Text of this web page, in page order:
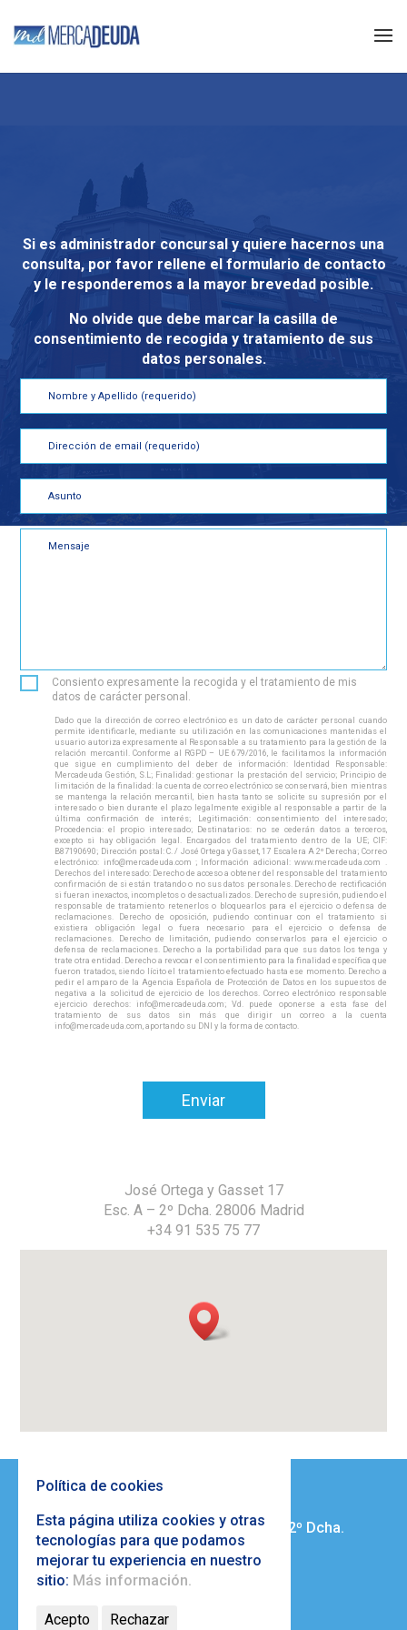
Si es administrador concursal y quiere hacernos una
consulta, por favor rellene el formulario de contacto
y le responderemos a la mayor brevedad posible.
No olvide que debe marcar la casilla de
consentimiento de recogida y tratamiento de sus
datos personales.
Consiento expresamente la recogida y el tratamiento de mis
datos de carácter personal.
Dado que la dirección de correo electrónico es un dato de carácter personal cuando
permite identificarle, mediante su utilización en las comunicaciones mantenidas el
usuario autoriza expresamente al Responsable a su tratamiento para la gestión de la
relación mercantil. Conforme al RGPD – UE 679/2016, le facilitamos la información
que sigue en cumplimiento del deber de información: Identidad Responsable:
Mercadeuda Gestión, S.L; Finalidad: gestionar la prestación del servicio; Principio de
limitación de la finalidad: la cuenta de correo electrónico se conservará, bien mientras
se mantenga la relación mercantil, bien hasta tanto se solicite su supresión por el
interesado o bien durante el plazo legalmente exigible al responsable a partir de la
última confirmación de interés; Legitimación: consentimiento del interesado;
Procedencia: el propio interesado; Destinatarios: no se cederán datos a terceros,
excepto si hay obligación legal. Encargados del tratamiento dentro de la UE; CIF:
B87190690; Dirección postal: C. / José Ortega y Gasset, 17 Escalera A 2º Derecha; Correo
electrónico: info@mercadeuda.com ; Información adicional: www.mercadeuda.com .
Derechos del interesado: Derecho de acceso a obtener del responsable del tratamiento
confirmación de si están tratando o no sus datos personales. Derecho de rectificación
si fueran inexactos, incompletos o desactualizados. Derecho de supresión, pudiendo el
responsable de tratamiento retenerlos o bloquearlos para el ejercicio o defensa de
reclamaciones. Derecho de oposición, pudiendo continuar con el tratamiento si
existiera obligación legal o fuera necesario para el ejercicio o defensa de
reclamaciones. Derecho de limitación, pudiendo conservarlos para el ejercicio o
defensa de reclamaciones. Derecho a la portabilidad para que sus datos los tenga y
trate otra entidad. Derecho a revocar el consentimiento para la finalidad específica que
fueron tratados, siendo lícito el tratamiento efectuado hasta ese momento. Derecho a
pedir el amparo de la Agencia Española de Protección de Datos en los supuestos de
negativa a la solicitud de ejercicio de los derechos. Correo electrónico responsable
ejercicio derechos: info@mercadeuda.com; Vd. puede oponerse a esta fase del
tratamiento de sus datos sin más que dirigir un correo a la cuenta
info@mercadeuda.com, aportando su DNI y la forma de contacto.
José Ortega y Gasset 17
Esc. A – 2º Dcha. 28006 Madrid
+34 91 535 75 77
José Ortega y Gasset 17 Esc. A – 2º Dcha.
28006 Madrid
+34 91 535 75 77
info@mercadeuda.com
Política de cookies
Esta página utiliza cookies y otras
tecnologías para que podamos
mejorar tu experiencia en nuestro
sitio: Más información.
Acepto Rechazar